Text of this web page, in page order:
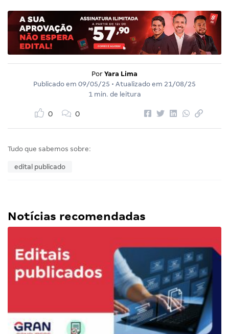
Por Yara Lima
Publicado em 09/05/25 • Atualizado em 21/08/25
1 min. de leitura
0 0
Tudo que sabemos sobre:
edital publicado
Notícias recomendadas